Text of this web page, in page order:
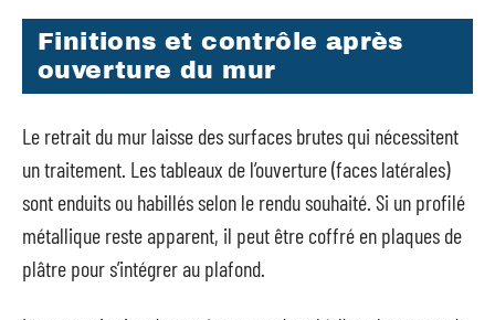
Finitions et contrôle après
ouverture du mur
Le retrait du mur laisse des surfaces brutes qui nécessitent
un traitement. Les tableaux de l’ouverture (faces latérales)
sont enduits ou habillés selon le rendu souhaité. Si un profilé
métallique reste apparent, il peut être coffré en plaques de
plâtre pour s’intégrer au plafond.